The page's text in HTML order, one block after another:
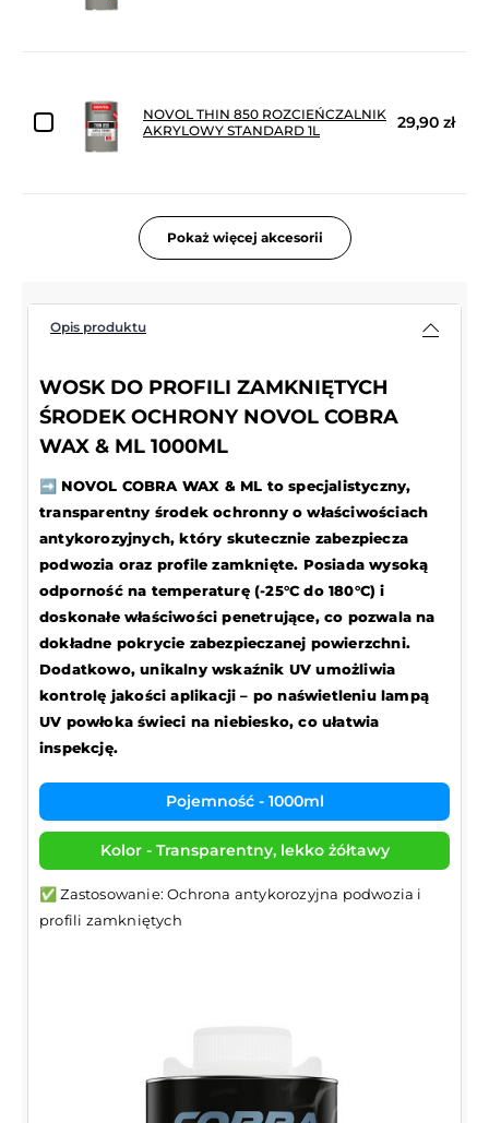
NOVOL THIN 850 ROZCIEŃCZALNIK
AKRYLOWY STANDARD 1L
29,90 zł
Pokaż więcej akcesorii
Opis produktu
WOSK DO PROFILI ZAMKNIĘTYCH
ŚRODEK OCHRONY NOVOL COBRA
WAX & ML 1000ML
➡️ NOVOL COBRA WAX & ML to specjalistyczny,
transparentny środek ochronny o właściwościach
antykorozyjnych, który skutecznie zabezpiecza
podwozia oraz profile zamknięte. Posiada wysoką
odporność na temperaturę (-25°C do 180°C) i
doskonałe właściwości penetrujące, co pozwala na
dokładne pokrycie zabezpieczanej powierzchni.
Dodatkowo, unikalny wskaźnik UV umożliwia
kontrolę jakości aplikacji – po naświetleniu lampą
UV powłoka świeci na niebiesko, co ułatwia
inspekcję.
Pojemność - 1000ml
Kolor - Transparentny, lekko żółtawy
✅ Zastosowanie: Ochrona antykorozyjna podwozia i
profili zamkniętych